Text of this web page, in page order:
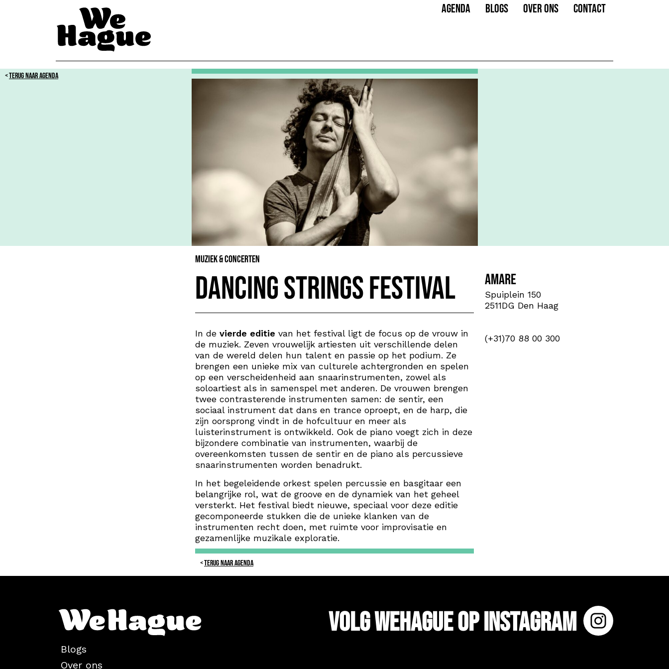
AGENDA BLOGS OVER ONS CONTACT
TERUG NAAR AGENDA
Muziek & Concerten
Dancing Strings Festival
In de vierde editie van het festival ligt de focus op de vrouw in
de muziek. Zeven vrouwelijk artiesten uit verschillende delen
van de wereld delen hun talent en passie op het podium. Ze
brengen een unieke mix van culturele achtergronden en spelen
op een verscheidenheid aan snaarinstrumenten, zowel als
soloartiest als in samenspel met anderen. De vrouwen brengen
twee contrasterende instrumenten samen: de sentir, een
sociaal instrument dat dans en trance oproept, en de harp, die
zijn oorsprong vindt in de hofcultuur en meer als
luisterinstrument is ontwikkeld. Ook de piano voegt zich in deze
bijzondere combinatie van instrumenten, waarbij de
overeenkomsten tussen de sentir en de piano als percussieve
snaarinstrumenten worden benadrukt.
In het begeleidende orkest spelen percussie en basgitaar een
belangrijke rol, wat de groove en de dynamiek van het geheel
versterkt. Het festival biedt nieuwe, speciaal voor deze editie
gecomponeerde stukken die de unieke klanken van de
instrumenten recht doen, met ruimte voor improvisatie en
gezamenlijke muzikale exploratie.
TERUG NAAR AGENDA
Amare
Spuiplein 150
2511DG Den Haag
(+31)70 88 00 300
Blogs
Over ons
Volg WeHague op Instagram